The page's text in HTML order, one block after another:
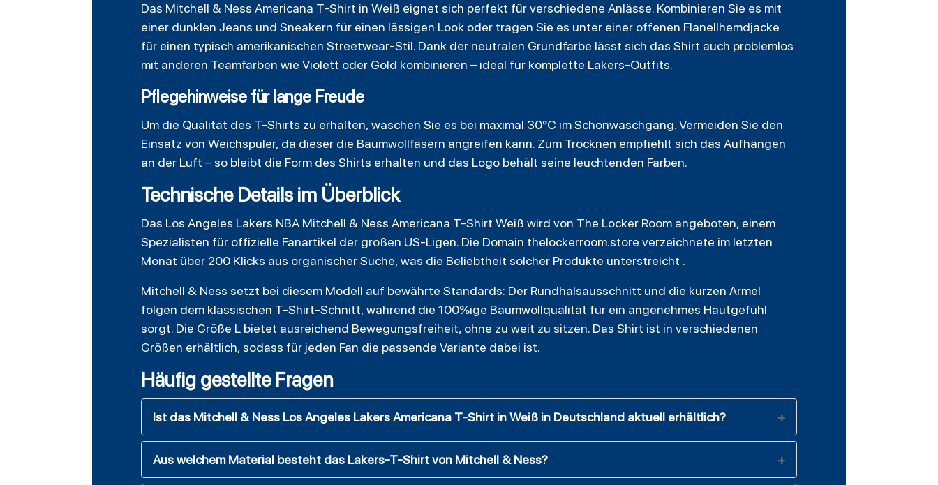
Das Mitchell & Ness Americana T-Shirt in Weiß eignet sich perfekt für verschiedene Anlässe. Kombinieren Sie es mit
einer dunklen Jeans und Sneakern für einen lässigen Look oder tragen Sie es unter einer offenen Flanellhemdjacke
für einen typisch amerikanischen Streetwear-Stil. Dank der neutralen Grundfarbe lässt sich das Shirt auch problemlos
mit anderen Teamfarben wie Violett oder Gold kombinieren – ideal für komplette Lakers-Outfits.
Pflegehinweise für lange Freude
Um die Qualität des T-Shirts zu erhalten, waschen Sie es bei maximal 30°C im Schonwaschgang. Vermeiden Sie den
Einsatz von Weichspüler, da dieser die Baumwollfasern angreifen kann. Zum Trocknen empfiehlt sich das Aufhängen
an der Luft – so bleibt die Form des Shirts erhalten und das Logo behält seine leuchtenden Farben.
Technische Details im Überblick
Das Los Angeles Lakers NBA Mitchell & Ness Americana T-Shirt Weiß wird von The Locker Room angeboten, einem
Spezialisten für offizielle Fanartikel der großen US-Ligen. Die Domain thelockerroom.store verzeichnete im letzten
Monat über 200 Klicks aus organischer Suche, was die Beliebtheit solcher Produkte unterstreicht .
Mitchell & Ness setzt bei diesem Modell auf bewährte Standards: Der Rundhalsausschnitt und die kurzen Ärmel
folgen dem klassischen T-Shirt-Schnitt, während die 100%ige Baumwollqualität für ein angenehmes Hautgefühl
sorgt. Die Größe L bietet ausreichend Bewegungsfreiheit, ohne zu weit zu sitzen. Das Shirt ist in verschiedenen
Größen erhältlich, sodass für jeden Fan die passende Variante dabei ist.
Häufig gestellte Fragen
Ist das Mitchell & Ness Los Angeles Lakers Americana T-Shirt in Weiß in Deutschland aktuell erhältlich?
Aus welchem Material besteht das Lakers-T-Shirt von Mitchell & Ness?